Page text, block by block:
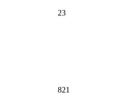
23
821